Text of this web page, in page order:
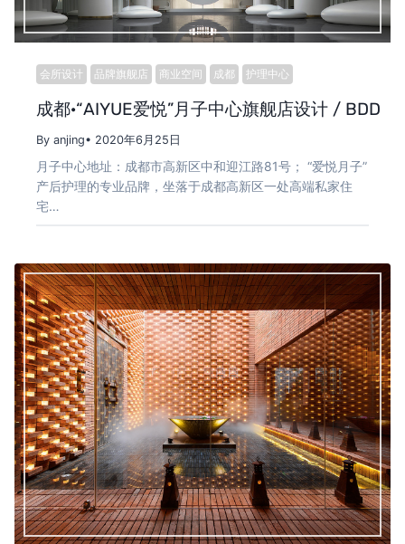
会所设计 品牌旗舰店 商业空间 成都 护理中心
成都·“AIYUE爱悦”月子中心旗舰店设计 / BDD
By anjing• 2020年6月25日
月子中心地址：成都市高新区中和迎江路81号； “爱悦月子”
产后护理的专业品牌，坐落于成都高新区一处高端私家住
宅…